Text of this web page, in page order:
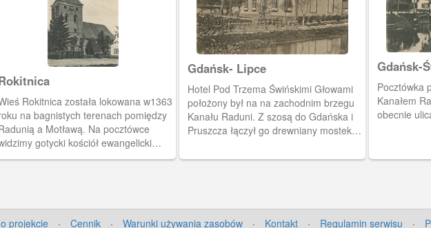
Rokitnica została lokowana w1363
na bagnistych terenach pomiędzy
a Motławą. Na pocztówce
gotycki kościół ewangelicki
w1945 roku.
Gdańsk- Lipce
Hotel Pod Trzema Świńskimi Głowami
położony był na na zachodnim brzegu
Kanału Raduni. Z szosą do Gdańska i
Pruszcza łączył go drewniany mostek.
duży ogródek letni ze stolikami i muszla
Gdańsk-
Pocztówka
Kanałem
obecnie
projekcie · Cennik · Warunki używania zasobów · Kontakt · Regulamin serwisu ·